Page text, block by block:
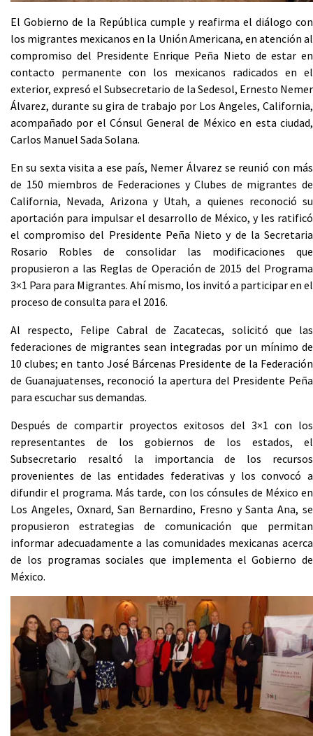
El Gobierno de la República cumple y reafirma el diálogo con
los migrantes mexicanos en la Unión Americana, en atención al
compromiso del Presidente Enrique Peña Nieto de estar en
contacto permanente con los mexicanos radicados en el
exterior, expresó el Subsecretario de la Sedesol, Ernesto Nemer
Álvarez, durante su gira de trabajo por Los Angeles, California,
acompañado por el Cónsul General de México en esta ciudad,
Carlos Manuel Sada Solana.
En su sexta visita a ese país, Nemer Álvarez se reunió con más
de 150 miembros de Federaciones y Clubes de migrantes de
California, Nevada, Arizona y Utah, a quienes reconoció su
aportación para impulsar el desarrollo de México, y les ratificó
el compromiso del Presidente Peña Nieto y de la Secretaria
Rosario Robles de consolidar las modificaciones que
propusieron a las Reglas de Operación de 2015 del Programa
3×1 Para para Migrantes. Ahí mismo, los invitó a participar en el
proceso de consulta para el 2016.
Al respecto, Felipe Cabral de Zacatecas, solicitó que las
federaciones de migrantes sean integradas por un mínimo de
10 clubes; en tanto José Bárcenas Presidente de la Federación
de Guanajuatenses, reconoció la apertura del Presidente Peña
para escuchar sus demandas.
Después de compartir proyectos exitosos del 3×1 con los
representantes de los gobiernos de los estados, el
Subsecretario resaltó la importancia de los recursos
provenientes de las entidades federativas y los convocó a
difundir el programa. Más tarde, con los cónsules de México en
Los Angeles, Oxnard, San Bernardino, Fresno y Santa Ana, se
propusieron estrategias de comunicación que permitan
informar adecuadamente a las comunidades mexicanas acerca
de los programas sociales que implementa el Gobierno de
México.